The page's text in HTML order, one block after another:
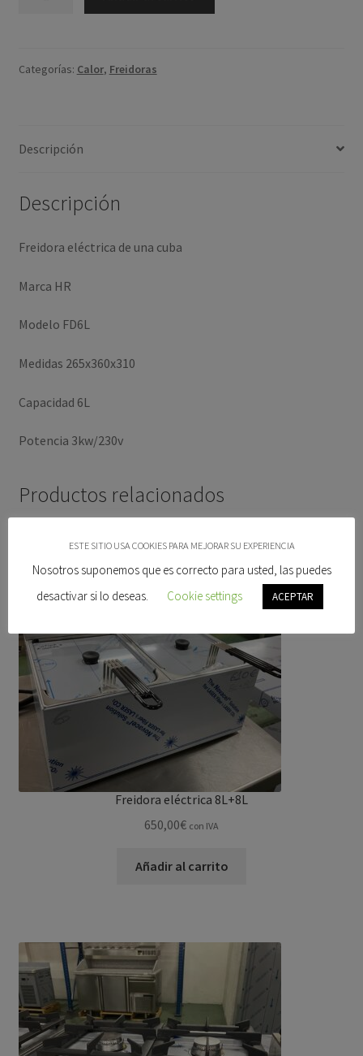
Categorías: Calor, Freidoras
Descripción
Descripción
Freidora eléctrica de una cuba
Marca HR
Modelo FD6L
Medidas 265x360x310
Capacidad 6L
Potencia 3kw/230v
Productos relacionados
Freidora eléctrica 8L+8L
650,00€ con IVA
Añadir al carrito
ESTE SITIO USA COOKIES PARA MEJORAR SU EXPERIENCIA
Nosotros suponemos que es correcto para usted, las puedes
desactivar si lo deseas.
Cookie settings ACEPTAR